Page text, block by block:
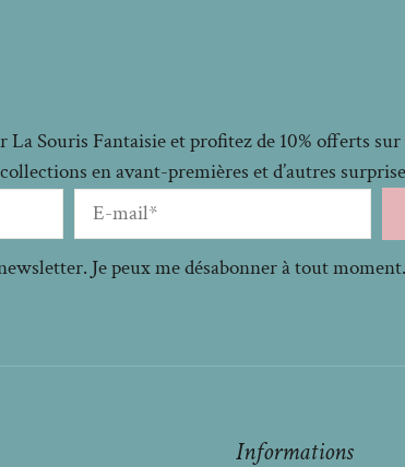
Souris Fantaisie et profitez de 10% offerts
en avant-premières et d’autres
Je peux me désabonner à tout moment.
Informations